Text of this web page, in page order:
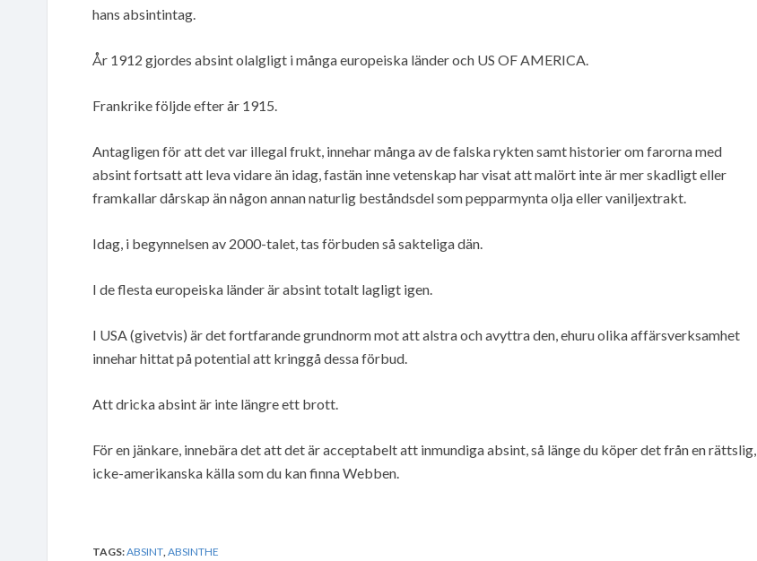
hans absintintag.
År 1912 gjordes absint olalgligt i många europeiska länder och US OF AMERICA.
Frankrike följde efter år 1915.
Antagligen för att det var illegal frukt, innehar många av de falska rykten samt historier om farorna med
absint fortsatt att leva vidare än idag, fastän inne vetenskap har visat att malört inte är mer skadligt eller
framkallar dårskap än någon annan naturlig beståndsdel som pepparmynta olja eller vaniljextrakt.
Idag, i begynnelsen av 2000-talet, tas förbuden så sakteliga dän.
I de flesta europeiska länder är absint totalt lagligt igen.
I USA (givetvis) är det fortfarande grundnorm mot att alstra och avyttra den, ehuru olika affärsverksamhet
innehar hittat på potential att kringgå dessa förbud.
Att dricka absint är inte längre ett brott.
För en jänkare, innebära det att det är acceptabelt att inmundiga absint, så länge du köper det från en rättslig,
icke-amerikanska källa som du kan finna Webben.
TAGS:ABSINT ABSINTHE